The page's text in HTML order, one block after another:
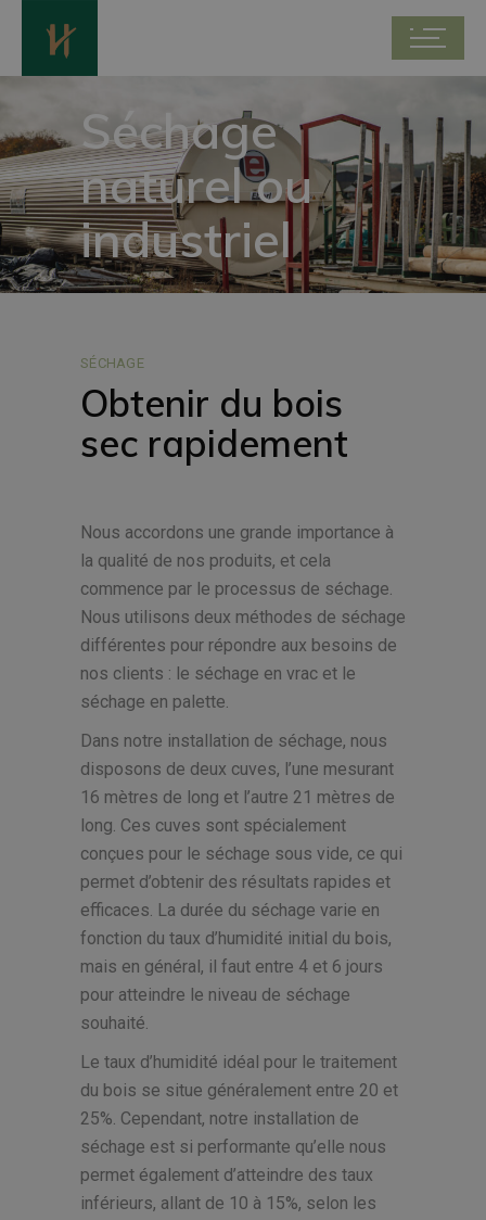
Séchage
naturel ou
industriel
SÉCHAGE
Obtenir du bois
sec rapidement
Nous accordons une grande importance à
la qualité de nos produits, et cela
commence par le processus de séchage.
Nous utilisons deux méthodes de séchage
différentes pour répondre aux besoins de
nos clients : le séchage en vrac et le
séchage en palette.
Dans notre installation de séchage, nous
disposons de deux cuves, l’une mesurant
16 mètres de long et l’autre 21 mètres de
long. Ces cuves sont spécialement
conçues pour le séchage sous vide, ce qui
permet d’obtenir des résultats rapides et
efficaces. La durée du séchage varie en
fonction du taux d’humidité initial du bois,
mais en général, il faut entre 4 et 6 jours
pour atteindre le niveau de séchage
souhaité.
Le taux d’humidité idéal pour le traitement
du bois se situe généralement entre 20 et
25%. Cependant, notre installation de
séchage est si performante qu’elle nous
permet également d’atteindre des taux
inférieurs, allant de 10 à 15%, selon les